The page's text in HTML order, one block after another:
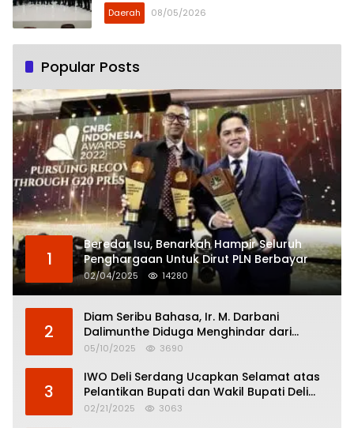
Daerah 08/05/2026
Popular Posts
1
Beredar Isu, Benarkah Hampir Seluruh
Penghargaan Untuk Dirut PLN Berbayar
02/04/2025 14280
2
Diam Seribu Bahasa, Ir. M. Darbani
Dalimunthe Diduga Menghindar dari
Pertanggungjawaban Politik
05/10/2025 3690
3
IWO Deli Serdang Ucapkan Selamat atas
Pelantikan Bupati dan Wakil Bupati Deli
Serdang
02/21/2025 3063